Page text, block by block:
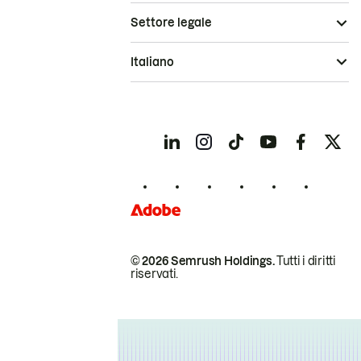
© 2026 Semrush Holdings.Tutti i diritti
riservati.
Settore legale
Italiano